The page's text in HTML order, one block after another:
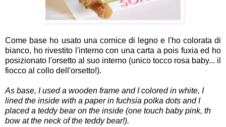
Come base ho usato una cornice di legno e l'ho colorata di
bianco, ho rivestito l'interno con una carta a pois fuxia ed ho
posizionato l'orsetto al suo interno (unico tocco rosa baby... il
fiocco al collo dell'orsetto!).
As base, I used a wooden frame and I colored in white, I
lined the inside with a paper in fuchsia polka dots and I
placed a teddy bear on the inside (one touch baby pink, th
bow at the neck of the teddy bear!).